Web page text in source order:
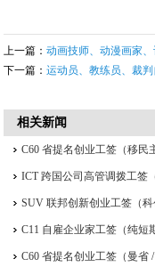
上一篇：动画技师、动漫画家
下一篇：运动员、教练员、裁
相关新闻
C60 省提名创业工签（移民
签、ICT 跨国高管工签比较
ICT 跨国公司高管调拨工签
SUV 联邦创新创业工签（科
C11 自雇企业家工签（纯短
C60 省提名创业工签（曼省